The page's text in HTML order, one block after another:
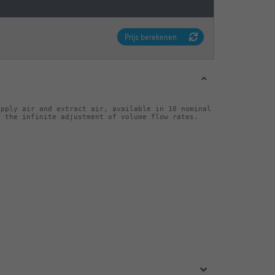
Prijs berekenen
air and extract air, available in 10 nominal
the infinite adjustment of volume flow rates.